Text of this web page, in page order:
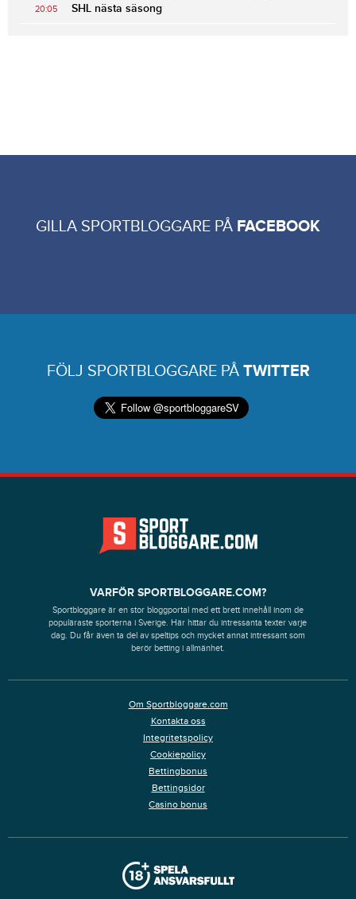
20:05
SHL nästa säsong
GILLA SPORTBLOGGARE PÅ FACEBOOK
FÖLJ SPORTBLOGGARE PÅ TWITTER
VARFÖR SPORTBLOGGARE.COM?
Sportbloggare är en stor bloggportal med ett brett innehåll inom de
populäraste sporterna i Sverige. Här hittar du intressanta texter varje
dag. Du får även ta del av speltips och mycket annat intressant som
berör betting i allmänhet.
Om Sportbloggare.com
Kontakta oss
Integritetspolicy
Cookiepolicy
Bettingbonus
Bettingsidor
Casino bonus